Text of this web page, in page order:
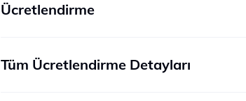
Ücretlendirme
Tüm Ücretlendirme Detayları